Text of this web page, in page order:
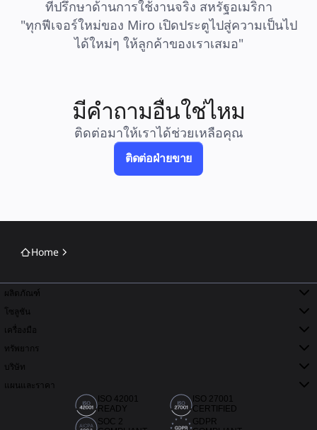
ที่ปรึกษาด้านการใช้งานจริง สหรัฐอเมริกา
"ทุกฟีเจอร์ใหม่ของ Miro เปิดประตูไปสู่ความเป็นไป
ได้ใหม่ๆ ให้ลูกค้าของเราเสมอ"
มีคำถามอื่นใช่ไหม
ติดต่อมาให้เราได้ช่วยเหลือคุณ
ติดต่อฝ่ายขาย
Home
ผลิตภัณฑ์
โซลูชัน
เครื่องมือ
ทรัพยากร
บริษัท
แผนและราคา
ISO 42001
READY
ISO 27001
CERTIFIED
SOC 2
GDPR